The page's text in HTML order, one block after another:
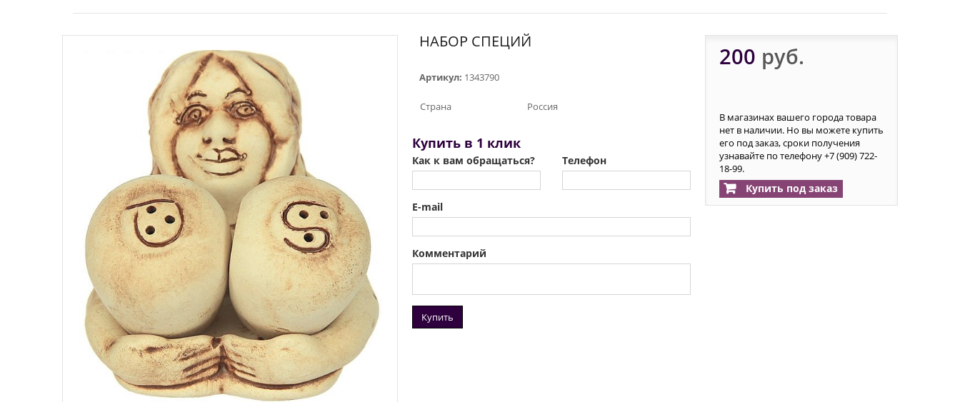
НАБОР СПЕЦИЙ
Артикул: 1343790
Страна Россия
Купить в 1 клик
Как к вам обращаться? Телефон
E-mail
Комментарий
Купить
200 руб.
В магазинах вашего города товара
нет в наличии. Но вы можете купить
его под заказ, сроки получения
узнавайте по телефону +7 (909) 722-
18-99.
Купить под заказ